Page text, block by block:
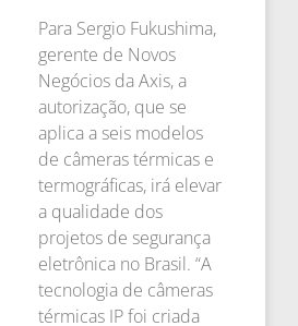
Para Sergio Fukushima,
gerente de Novos
Negócios da Axis, a
autorização, que se
aplica a seis modelos
de câmeras térmicas e
termográficas, irá elevar
a qualidade dos
projetos de segurança
eletrônica no Brasil. “A
tecnologia de câmeras
térmicas IP foi criada